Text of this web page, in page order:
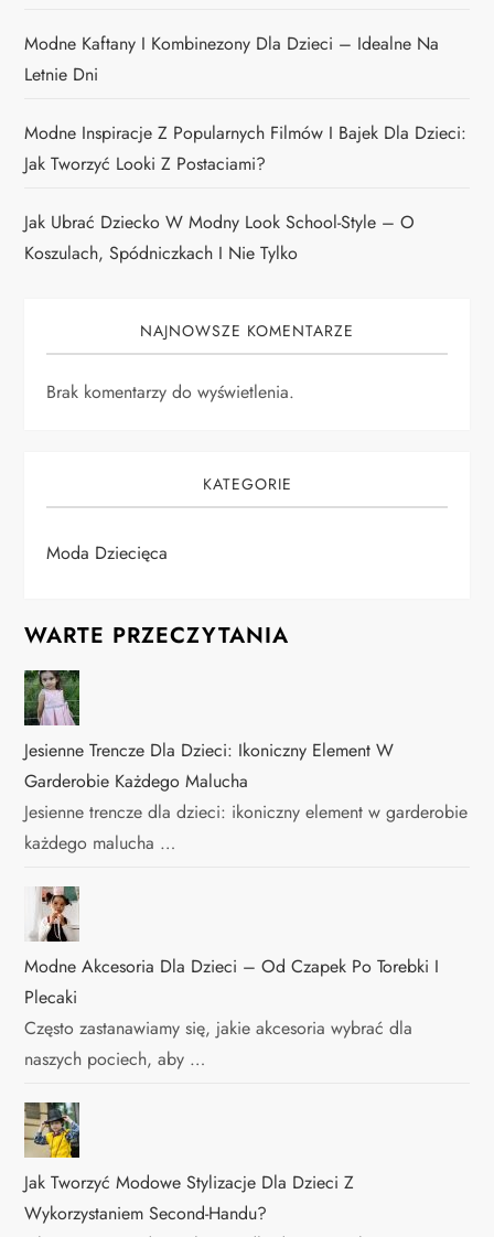
Modne Kaftany I Kombinezony Dla Dzieci – Idealne Na
Letnie Dni
Modne Inspiracje Z Popularnych Filmów I Bajek Dla Dzieci:
Jak Tworzyć Looki Z Postaciami?
Jak Ubrać Dziecko W Modny Look School-Style – O
Koszulach, Spódniczkach I Nie Tylko
NAJNOWSZE KOMENTARZE
Brak komentarzy do wyświetlenia.
KATEGORIE
Moda Dziecięca
WARTE PRZECZYTANIA
Jesienne Trencze Dla Dzieci: Ikoniczny Element W
Garderobie Każdego Malucha
Jesienne trencze dla dzieci: ikoniczny element w garderobie
każdego malucha …
Modne Akcesoria Dla Dzieci – Od Czapek Po Torebki I
Plecaki
Często zastanawiamy się, jakie akcesoria wybrać dla
naszych pociech, aby …
Jak Tworzyć Modowe Stylizacje Dla Dzieci Z
Wykorzystaniem Second-Handu?